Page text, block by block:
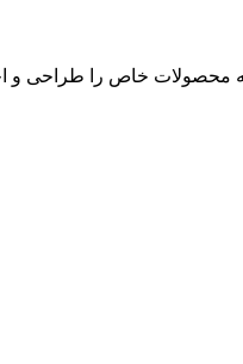
محصولات خاص را طراحی و